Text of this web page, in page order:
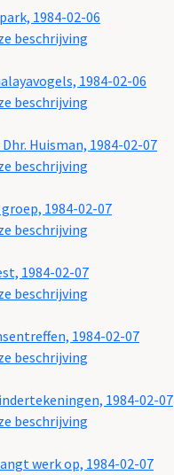
1984-02-06
beschrijving
1984-02-06
beschrijving
Huisman, 1984-02-07
beschrijving
groep, 1984-02-07
beschrijving
1984-02-07
beschrijving
1984-02-07
beschrijving
1984-02-07
beschrijving
werk op, 1984-02-07